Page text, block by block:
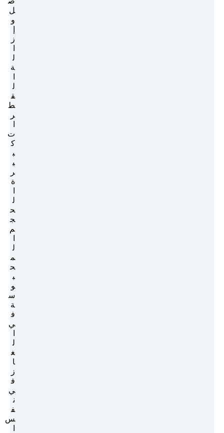
ل
و
ز
ل
ة
ل
ق
ط
ر
ت
ك
ب
ي
ر
ة
ل
ح
ج
م
ل
م
ح
ب
و
س
ة
ف
ي
ل
غ
ا
ز
ف
ي
ن
ف
س